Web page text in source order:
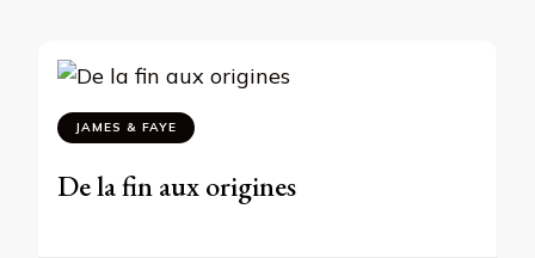
JAMES & FAYE
De la fin aux origines